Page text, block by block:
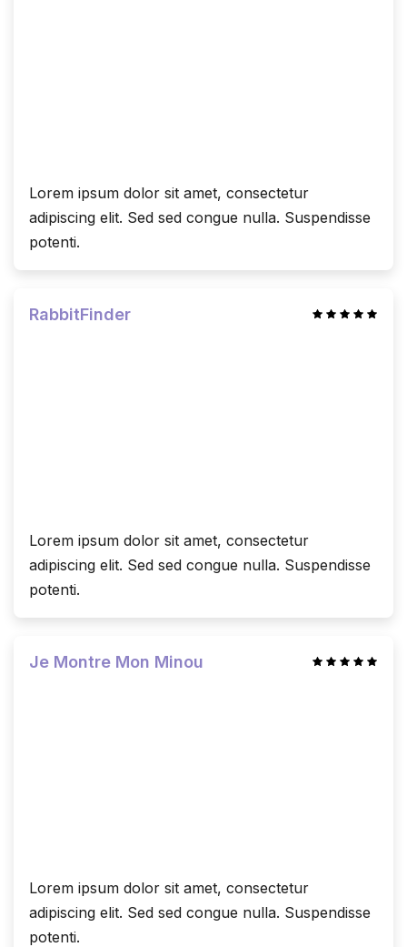
Lorem ipsum dolor sit amet, consectetur
adipiscing elit. Sed sed congue nulla. Suspendisse
potenti.
RabbitFinder
Lorem ipsum dolor sit amet, consectetur
adipiscing elit. Sed sed congue nulla. Suspendisse
potenti.
Je Montre Mon Minou
Lorem ipsum dolor sit amet, consectetur
adipiscing elit. Sed sed congue nulla. Suspendisse
potenti.